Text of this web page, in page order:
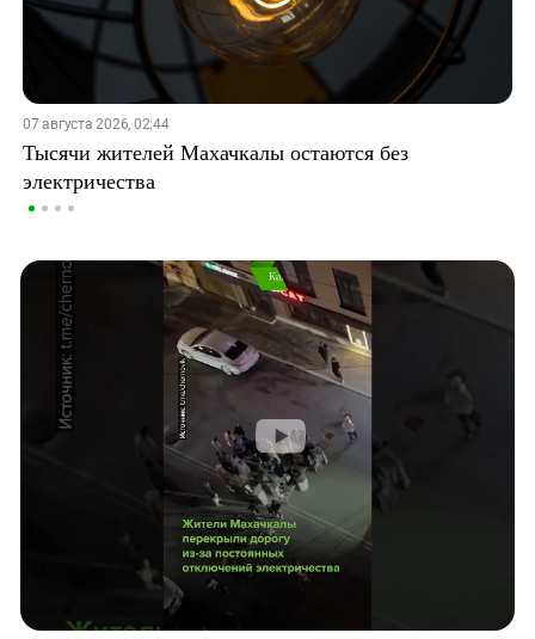
07 августа 2026, 02:44
Тысячи жителей Махачкалы остаются без
электричества